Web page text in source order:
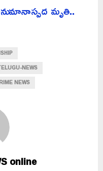
మృతి..
NEWS
NEWS
online